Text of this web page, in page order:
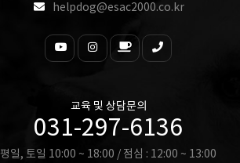
helpdog@esac2000.co.kr
교육 및 상담문의
031-297-6136
평일, 토일 10:00 ~ 18:00 / 점심 : 12:00 ~ 13:00